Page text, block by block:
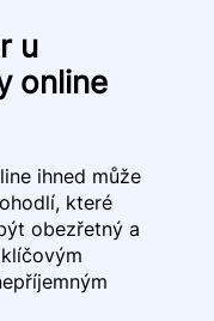
u
online
ihned může
které
obezřetný a